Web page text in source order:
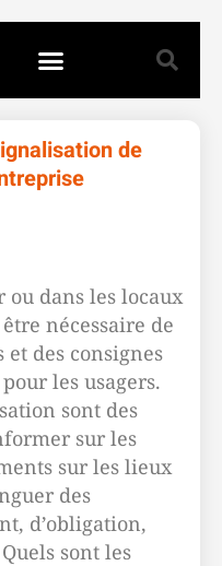
de
ou dans les locaux
nécessaire de
des consignes
les usagers.
sont des
sur les
sur les lieux
des
d’obligation,
sont les